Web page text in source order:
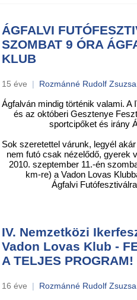
ÁGFALVI
SZOMBAT 9 ÓRA
KLUB
15 éve | Rozmánné Rudolf
Ágfalván mindig történik valami.
és az októberi Gesztenye
sportcipőket és irány
Sok szeretettel várunk, legyél
nem futó csak nézelődő, gyerek
2010. szeptember 11.-én
km-re) a Vadon Lovas
Ágfalvi
IV. Nemzetközi
Vadon Lovas Klub -
A TELJES PROGRAM!
16 éve | Rozmánné Rudolf